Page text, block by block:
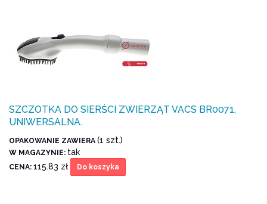
SZCZOTKA DO SIERŚCI ZWIERZĄT VACS BR0071,
UNIWERSALNA.
OPAKOWANIE ZAWIERA (1 szt.)
W MAGAZYNIE: tak
CENA: 115.83 zł Do koszyka